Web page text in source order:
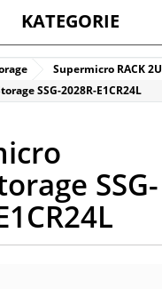
KATEGORIE
Supermicro RACK 2U
SSG-2028R-E1CR24L
SSG-